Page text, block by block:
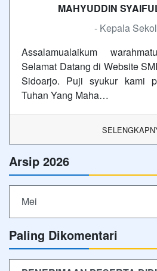
MAHYUDDIN
- Kepala
Assalamualaikum
Selamat Datang di Website
Sidoarjo. Puji syukur kami
Tuhan Yang Maha…
Arsip 2026
Mei
Paling Dikomentari